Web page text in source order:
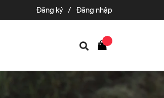
Đăng ký / Đăng nhập